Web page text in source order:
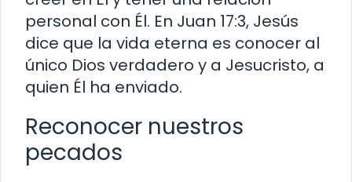
personal con Él. En Juan 17:3, Jesús
dice que la vida eterna es conocer al
único Dios verdadero y a Jesucristo, a
quien Él ha enviado.
Reconocer nuestros
pecados